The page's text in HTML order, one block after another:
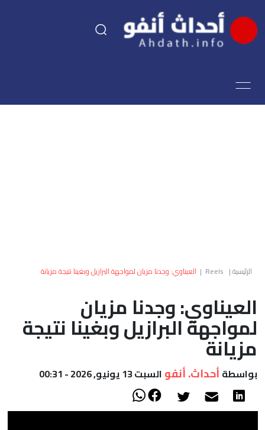
اقتصاد
العالم
أعمدة
الصحراء
الرئيسية|
Reels
| العيناوي: وجدنا مزيان لمواجهة البرازيل وبغينا نتيجة مزيانة
العيناوي: وجدنا مزيان
لمواجهة البرازيل وبغينا نتيجة
مزيانة
بواسطة أحداث. أنفو السبت 13 يونيو, 2026 - 00:31